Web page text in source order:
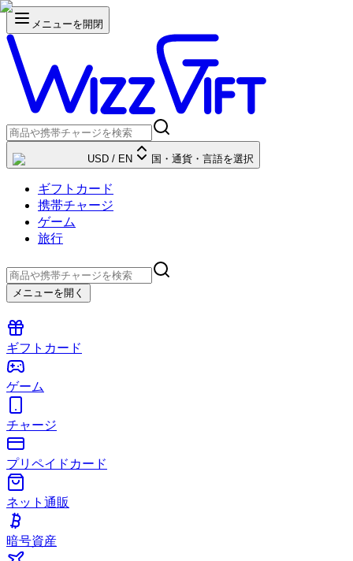
メニューを開閉
USD / EN 国・通貨・言語を選択
ギフトカード
携帯チャージ
ゲーム
旅行
メニューを開く
ギフトカード
ゲーム
チャージ
プリペイドカード
ネット通販
暗号資産